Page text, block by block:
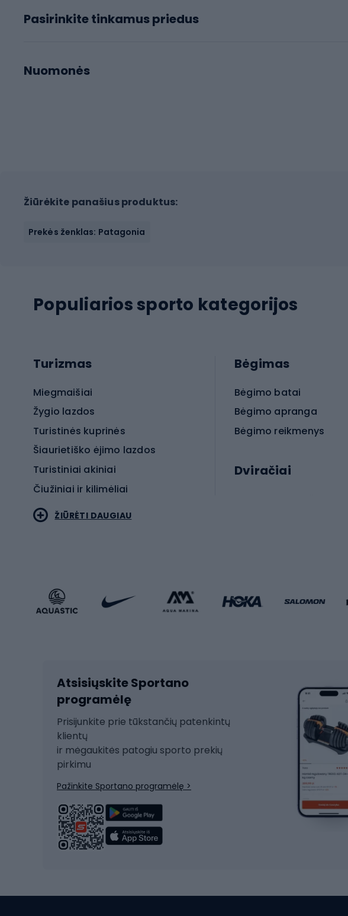
Pasirinkite tinkamus priedus
Nuomonės
Žiūrėkite panašius produktus:
Prekės ženklas: Patagonia
Populiarios sporto kategorijos
Turizmas
Miegmaišiai
Žygio lazdos
Turistinės kuprinės
Šiaurietiško ėjimo lazdos
Turistiniai akiniai
Čiužiniai ir kilimėliai
Sportinio stiliaus avalynė
Sportinio stiliaus aksesuarai
Čiuožimas
Rogės
Žygio batai
Alpinizmo batai
Turistiniai batai
Vandens sportai
Baidarės
Bėgimas
Bėgimo batai
Bėgimo apranga
Bėgimo reikmenys
Dviračiai
Vaikiški dviračiai
Dviračių marškinėliai
Dviračių kelnės
Dviračių striukės
Dviračių džemperiai
Dviračių kepurės
Dviračių priedai
ŽIŪRĖTI DAUGIAU
Atsisiųskite Sportano
programėlę
Prisijunkite prie tūkstančių patenkintų
klientų
ir mėgaukitės patogiu sporto prekių
pirkimu
Pažinkite Sportano programėlę >